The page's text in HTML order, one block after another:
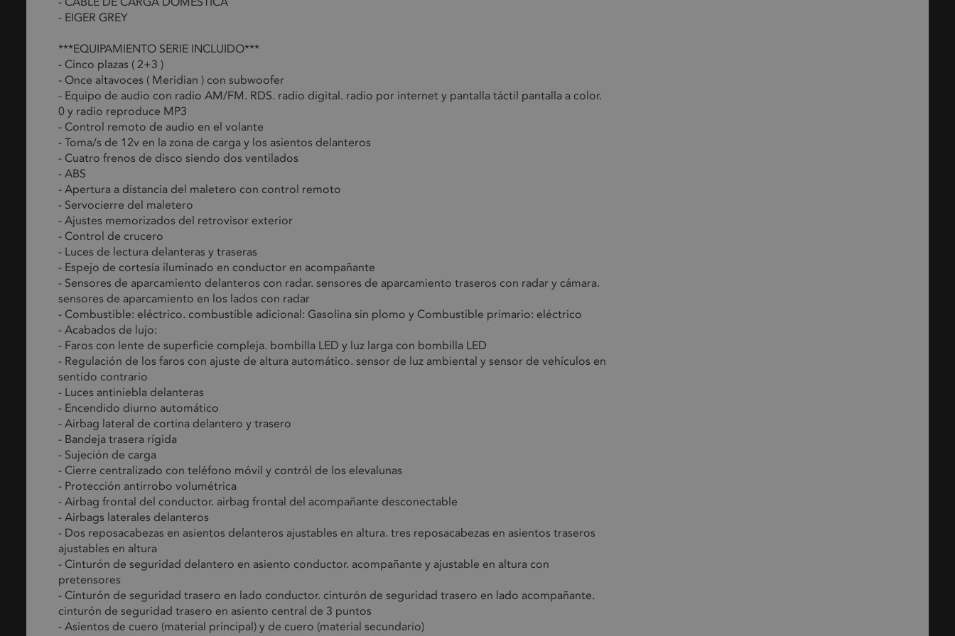
- EIGER GREY
***EQUIPAMIENTO SERIE INCLUIDO***
- Cinco plazas ( 2+3 )
- Once altavoces ( Meridian ) con subwoofer
- Equipo de audio con radio AM/FM. RDS. radio digital. radio por internet y pantalla táctil pantalla a color.
0 y radio reproduce MP3
- Control remoto de audio en el volante
- Toma/s de 12v en la zona de carga y los asientos delanteros
- Cuatro frenos de disco siendo dos ventilados
- ABS
- Apertura a distancia del maletero con control remoto
- Servocierre del maletero
- Ajustes memorizados del retrovisor exterior
- Control de crucero
- Luces de lectura delanteras y traseras
- Espejo de cortesía iluminado en conductor en acompañante
- Sensores de aparcamiento delanteros con radar. sensores de aparcamiento traseros con radar y cámara.
sensores de aparcamiento en los lados con radar
- Combustible: eléctrico. combustible adicional: Gasolina sin plomo y Combustible primario: eléctrico
- Acabados de lujo:
- Faros con lente de superficie compleja. bombilla LED y luz larga con bombilla LED
- Regulación de los faros con ajuste de altura automático. sensor de luz ambiental y sensor de vehículos en
sentido contrario
- Luces antiniebla delanteras
- Encendido diurno automático
- Airbag lateral de cortina delantero y trasero
- Bandeja trasera rígida
- Sujeción de carga
- Cierre centralizado con teléfono móvil y contról de los elevalunas
- Protección antirrobo volumétrica
- Airbag frontal del conductor. airbag frontal del acompañante desconectable
- Airbags laterales delanteros
- Dos reposacabezas en asientos delanteros ajustables en altura. tres reposacabezas en asientos traseros
ajustables en altura
- Cinturón de seguridad delantero en asiento conductor. acompañante y ajustable en altura con
pretensores
- Cinturón de seguridad trasero en lado conductor. cinturón de seguridad trasero en lado acompañante.
cinturón de seguridad trasero en asiento central de 3 puntos
- Asientos de cuero (material principal) y de cuero (material secundario)